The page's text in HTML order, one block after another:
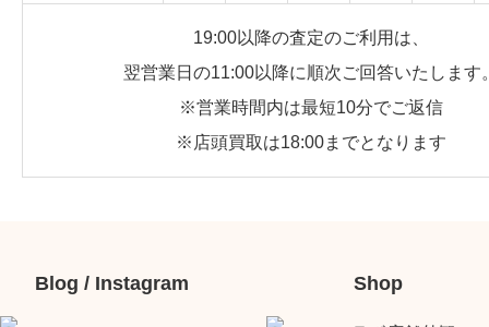
19:00以降の査定のご利用は、
翌営業日の11:00以降に順次ご回答いたします
※営業時間内は最短10分でご返信
※店頭買取は18:00までとなります
Blog / Instagram Shop